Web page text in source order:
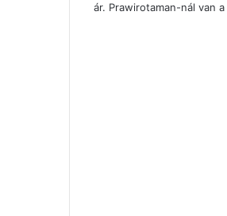
ár. Prawirotaman-nál van